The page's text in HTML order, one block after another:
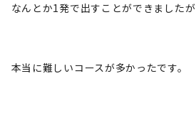
なんとか1発で出すことができましたが
本当に難しいコースが多かったです。